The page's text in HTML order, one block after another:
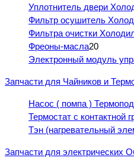
Уплотнитель двери
Фильтр осушитель
Фильтра очистки
Фреоны-масла20
Электронный модуль
Запчасти для Чайников и
Насос ( помпа )
Термостат с контактной
Тэн (нагревательный
Запчасти для электрических